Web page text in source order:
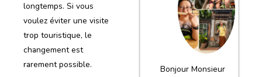
longtemps. Si vous
voulez éviter une visite
trop touristique, le
changement est
rarement possible.
notre voyage
et de votre
agence
Bonjour Monsieur